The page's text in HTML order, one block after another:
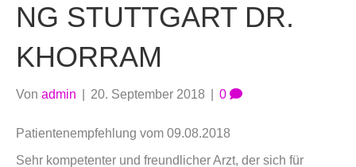
G STUTTGART DR. K
HORRAM
Von admin 20. September 2018 0
Patientenempfehlung vom 09.08.2018
Sehr kompetenter und freundlicher Arzt, der sich für